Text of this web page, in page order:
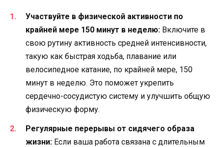
Участвуйте в физической активности по
крайней мере 150 минут в неделю: Включите в
свою рутину активность средней интенсивности,
такую как быстрая ходьба, плавание или
велосипедное катание, по крайней мере, 150
минут в неделю. Это поможет укрепить
сердечно-сосудистую систему и улучшить общую
физическую форму.
Регулярные перерывы от сидячего образа
жизни: Если ваша работа связана с длительным